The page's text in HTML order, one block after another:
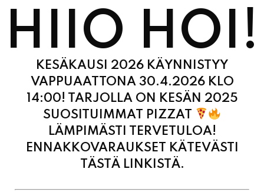
HIIO HOI!
KESÄKAUSI 2026 KÄYNNISTYY
VAPPUAATTONA 30.4.2026 KLO
14:00! TARJOLLA ON KESÄN 2025
SUOSITUIMMAT PIZZAT
LÄMPIMÄSTI TERVETULOA!
ENNAKKOVARAUKSET KÄTEVÄSTI
TÄSTÄ LINKISTÄ.